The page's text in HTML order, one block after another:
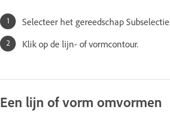
Selecteer het gereedschap Subselectie
Klik op de lijn- of vormcontour.
Een lijn of vorm omvormen